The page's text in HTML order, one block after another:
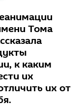
Тома
к каким
их
их от